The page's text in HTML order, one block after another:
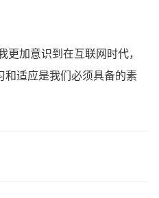
更加意识到在互联网时代，
和适应是我们必须具备的素